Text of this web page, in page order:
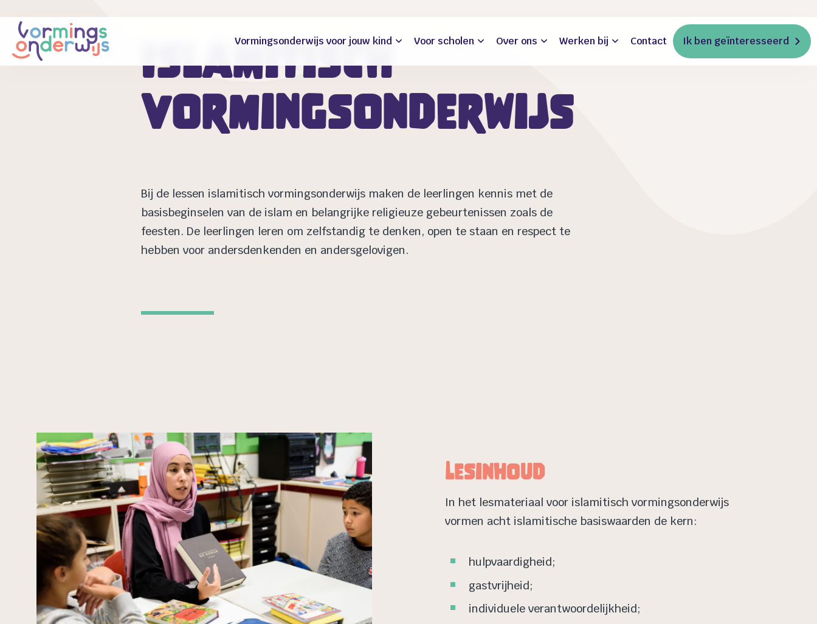
Vormingsonderwijs voor jouw kind Voor scholen Over ons Werken bij Contact Ik ben geïnteresseerd
Islamitisch
vormingsonderwijs
Bij de lessen islamitisch vormingsonderwijs maken de leerlingen kennis met de
basisbeginselen van de islam en belangrijke religieuze gebeurtenissen zoals de
feesten. De leerlingen leren om zelfstandig te denken, open te staan en respect te
hebben voor andersdenkenden en andersgelovigen.
Lesinhoud
In het lesmateriaal voor islamitisch vormingsonderwijs
vormen acht islamitische basiswaarden de kern:
hulpvaardigheid;
gastvrijheid;
individuele verantwoordelijkheid;